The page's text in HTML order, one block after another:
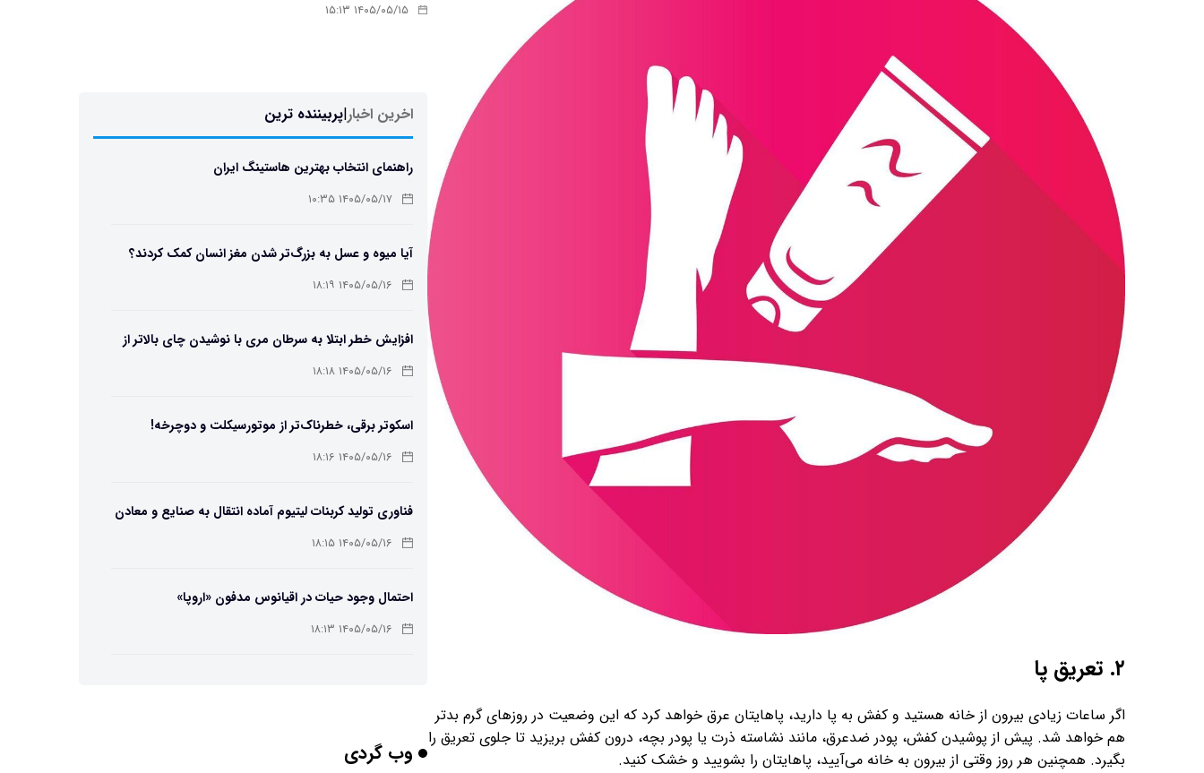
۲. تعریق پا
اگر ساعات زیادی بیرون از خانه هستید و کفش به پا دارید، پاهایتان عرق خواهد کرد که این وضعیت در روزهای گرم بدتر
هم خواهد شد. پیش از پوشیدن کفش، پودر ضدعرق، مانند نشاسته ذرت یا پودر بچه، درون کفش بریزید تا جلوی تعریق را
بگیرد. همچنین هر روز وقتی از بیرون به خانه می‌آیید، پاهایتان را بشویید و خشک کنید.
۱۴۰۵/۰۵/۱۵ ۱۵:۱۳
اخرین اخبار|پربیننده ترین
راهنمای انتخاب بهترین هاستینگ ایران
۱۴۰۵/۰۵/۱۷ ۱۰:۳۵
آیا میوه و عسل به بزرگ‌تر شدن مغز انسان کمک کردند؟
۱۴۰۵/۰۵/۱۶ ۱۸:۱۹
افزایش خطر ابتلا به سرطان مری با نوشیدن چای بالاتر از
دمای ۶۵ درجه۱۴۰۵/۰۵/۱۶ ۱۸:۱۸
اسکوتر برقی، خطرناک‌تر از موتورسیکلت و دوچرخه!
۱۴۰۵/۰۵/۱۶ ۱۸:۱۶
فناوری تولید کربنات لیتیوم آماده انتقال به صنایع و معادن
است۱۴۰۵/۰۵/۱۶ ۱۸:۱۵
احتمال وجود حیات در اقیانوس مدفون «اروپا»
۱۴۰۵/۰۵/۱۶ ۱۸:۱۳
وب گردی